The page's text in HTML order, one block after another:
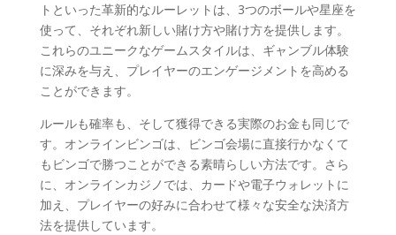
トといっ​​た革新的なルーレットは、3つのボールや星座を
使って、それぞれ新しい賭け方や賭け方を提供します。
これらのユニークなゲームスタイルは、ギャンブル体験
に深みを与え、プレイヤーのエンゲージメントを高める
ことができます。
ルールも確率も、そして獲得できる実際のお金も同じで
す。オンラインビンゴは、ビンゴ会場に直接行かなくて
もビンゴで勝つことができる素晴らしい方法です。さら
に、オンラインカジノでは、カードや電子ウォレットに
加え、プレイヤーの好みに合わせて様々な安全な決済方
法を提供しています。